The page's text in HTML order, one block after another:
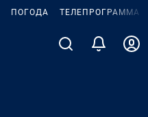
ПОГОДА ТЕЛЕПРОГРАММА